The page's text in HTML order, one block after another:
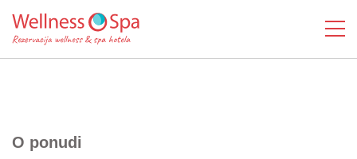
O ponudi